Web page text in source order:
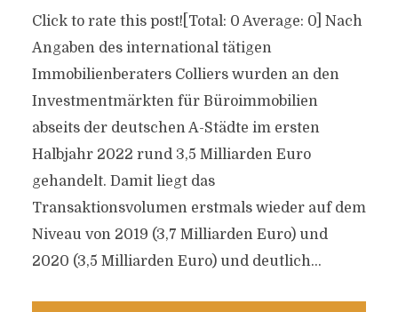
Click to rate this post![Total: 0 Average: 0] Nach
Angaben des international tätigen
Immobilienberaters Colliers wurden an den
Investmentmärkten für Büroimmobilien
abseits der deutschen A-Städte im ersten
Halbjahr 2022 rund 3,5 Milliarden Euro
gehandelt. Damit liegt das
Transaktionsvolumen erstmals wieder auf dem
Niveau von 2019 (3,7 Milliarden Euro) und
2020 (3,5 Milliarden Euro) und deutlich...